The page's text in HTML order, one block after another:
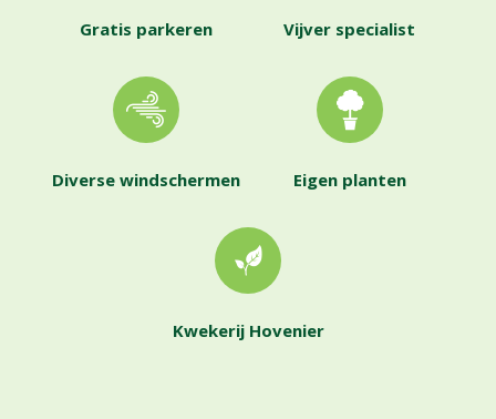
Gratis parkeren Vijver specialist
Diverse windschermen Eigen planten
Kwekerij Hovenier